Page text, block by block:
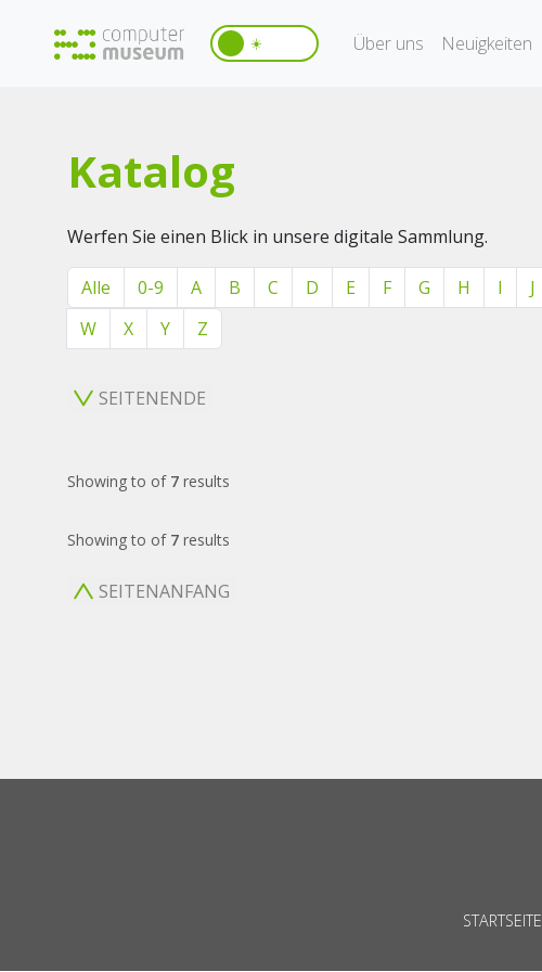
☀️ Über uns Neuigkeiten
Katalog
Werfen Sie einen Blick in unsere digitale Sammlung.
Alle 0-9 A B C D E F G H I J
W
X Y Z
SEITENENDE
Showingto of 7 results
Showingto of 7 results
SEITENANFANG
STARTSEITE